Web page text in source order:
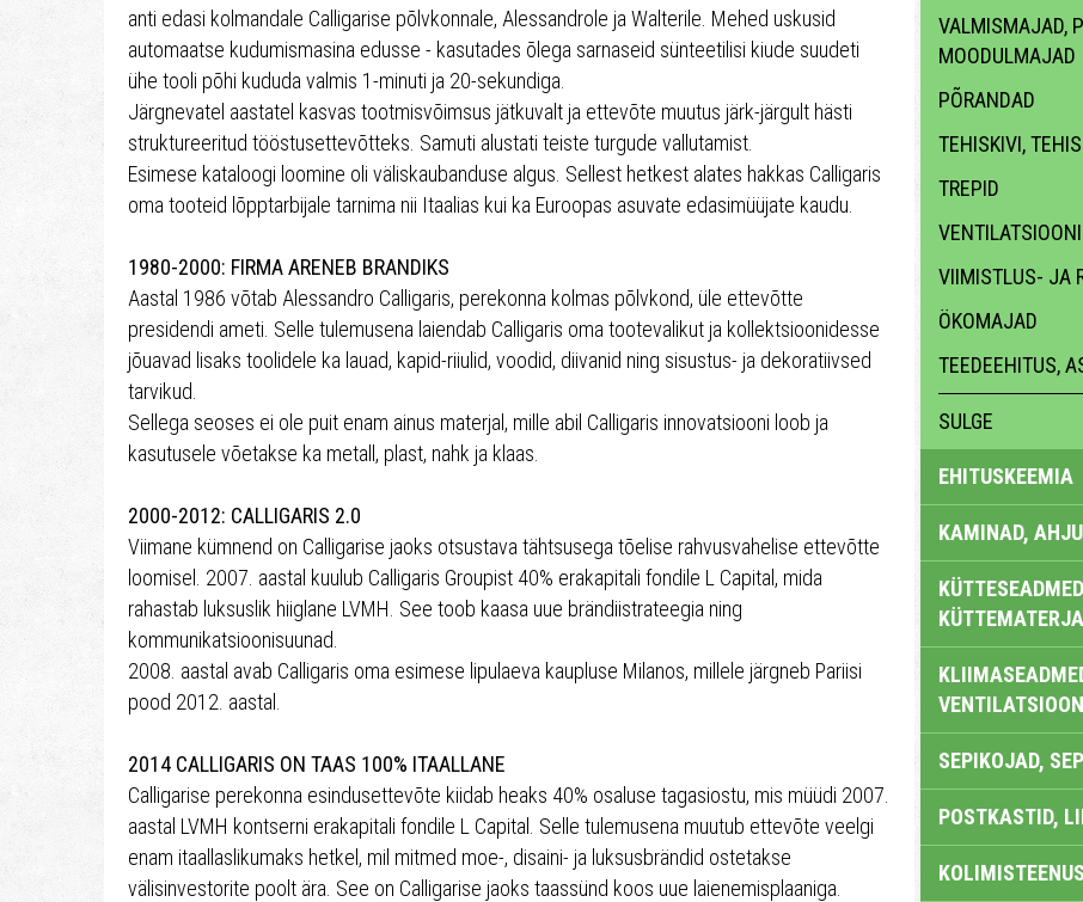
anti edasi kolmandale Calligarise põlvkonnale, Alessandrole ja Walterile. Mehed uskusid
automaatse kudumismasina edusse - kasutades õlega sarnaseid sünteetilisi kiude suudeti
ühe tooli põhi kududa valmis 1-minuti ja 20-sekundiga.
Järgnevatel aastatel kasvas tootmisvõimsus jätkuvalt ja ettevõte muutus järk-järgult hästi
struktureeritud tööstusettevõtteks. Samuti alustati teiste turgude vallutamist.
Esimese kataloogi loomine oli väliskaubanduse algus. Sellest hetkest alates hakkas Calligaris
oma tooteid lõpptarbijale tarnima nii Itaalias kui ka Euroopas asuvate edasimüüjate kaudu.
1980-2000: FIRMA ARENEB BRANDIKS
Aastal 1986 võtab Alessandro Calligaris, perekonna kolmas põlvkond, üle ettevõtte
presidendi ameti. Selle tulemusena laiendab Calligaris oma tootevalikut ja kollektsioonidesse
jõuavad lisaks toolidele ka lauad, kapid-riiulid, voodid, diivanid ning sisustus- ja dekoratiivsed
tarvikud.
Sellega seoses ei ole puit enam ainus materjal, mille abil Calligaris innovatsiooni loob ja
kasutusele võetakse ka metall, plast, nahk ja klaas.
2000-2012: CALLIGARIS 2.0
Viimane kümnend on Calligarise jaoks otsustava tähtsusega tõelise rahvusvahelise ettevõtte
loomisel. 2007. aastal kuulub Calligaris Groupist 40% erakapitali fondile L Capital, mida
rahastab luksuslik hiiglane LVMH. See toob kaasa uue brändiistrateegia ning
kommunikatsioonisuunad.
2008. aastal avab Calligaris oma esimese lipulaeva kaupluse Milanos, millele järgneb Pariisi
pood 2012. aastal.
2014 CALLIGARIS ON TAAS 100% ITAALLANE
Calligarise perekonna esindusettevõte kiidab heaks 40% osaluse tagasiostu, mis müüdi 2007.
aastal LVMH kontserni erakapitali fondile L Capital. Selle tulemusena muutub ettevõte veelgi
enam itaallaslikumaks hetkel, mil mitmed moe-, disaini- ja luksusbrändid ostetakse
välisinvestorite poolt ära. See on Calligarise jaoks taassünd koos uue laienemisplaaniga.
VALMISMAJAD,
MOODULMAJAD
PÕRANDAD
TEHISKIVI,
TREPID
VIIMISTLUS- JA
ÖKOMAJAD
TEEDEEHITUS,
SULGE
EHITUSKEEMIA
KAMINAD,
SEPIKOJAD,
POSTKASTID,